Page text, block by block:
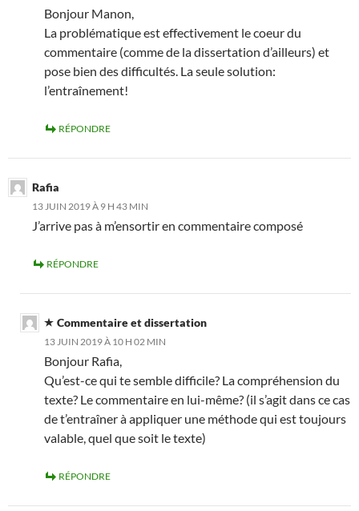
Bonjour Manon,
La problématique est effectivement le coeur du
commentaire (comme de la dissertation d’ailleurs) et
pose bien des difficultés. La seule solution:
l’entraînement!
RÉPONDRE
Rafia
13 JUIN 2019 À 9 H 43 MIN
J’arrive pas à m’ensortir en commentaire composé
RÉPONDRE
Commentaire et dissertation
13 JUIN 2019 À 10 H 02 MIN
Bonjour Rafia,
Qu’est-ce qui te semble difficile? La compréhension du
texte? Le commentaire en lui-même? (il s’agit dans ce cas
de t’entraîner à appliquer une méthode qui est toujours
valable, quel que soit le texte)
RÉPONDRE